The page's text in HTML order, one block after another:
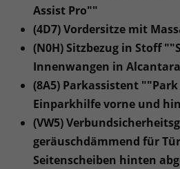
Assist Pro""
(4D7) Vordersitze mit
(N0H) Sitzbezug in Stoff
Innenwangen in
(8A5) Parkassistent
Einparkhilfe vorne und
(VW5)
geräuschdämmend für
Seitenscheiben hinten